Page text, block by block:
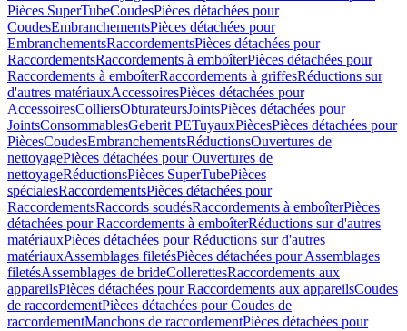
Pièces SuperTubeCoudesPièces détachées pour
CoudesEmbranchementsPièces détachées pour
EmbranchementsRaccordementsPièces détachées pour
RaccordementsRaccordements à emboîterPièces détachées pour
Raccordements à emboîterRaccordements à griffesRéductions sur
d'autres matériauxAccessoiresPièces détachées pour
AccessoiresColliersObturateursJointsPièces détachées pour
JointsConsommablesGeberit PETuyauxPiècesPièces détachées pour
PiècesCoudesEmbranchementsRéductionsOuvertures de
nettoyagePièces détachées pour Ouvertures de
nettoyageRéductionsPièces SuperTubePièces
spécialesRaccordementsPièces détachées pour
RaccordementsRaccords soudésRaccordements à emboîterPièces
détachées pour Raccordements à emboîterRéductions sur d'autres
matériauxPièces détachées pour Réductions sur d'autres
matériauxAssemblages filetésPièces détachées pour Assemblages
filetésAssemblages de brideCollerettesRaccordements aux
appareilsPièces détachées pour Raccordements aux appareilsCoudes
de raccordementPièces détachées pour Coudes de
raccordementManchons de raccordementPièces détachées pour